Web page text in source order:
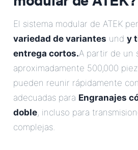
El sistema modular de ATEK
variedad de variantes und y
entrega cortos.A partir de un
aproximadamente 500,000
pueden reunir rápidamente
adecuadas para Engranajes
doble, incluso para
complejas.